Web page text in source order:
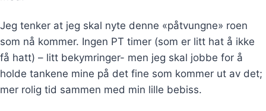
Jeg tenker at jeg skal nyte denne «påtvungne» roen
som nå kommer. Ingen PT timer (som er litt hat å ikke
få hatt) – litt bekymringer- men jeg skal jobbe for å
holde tankene mine på det fine som kommer ut av det;
mer rolig tid sammen med min lille bebiss.